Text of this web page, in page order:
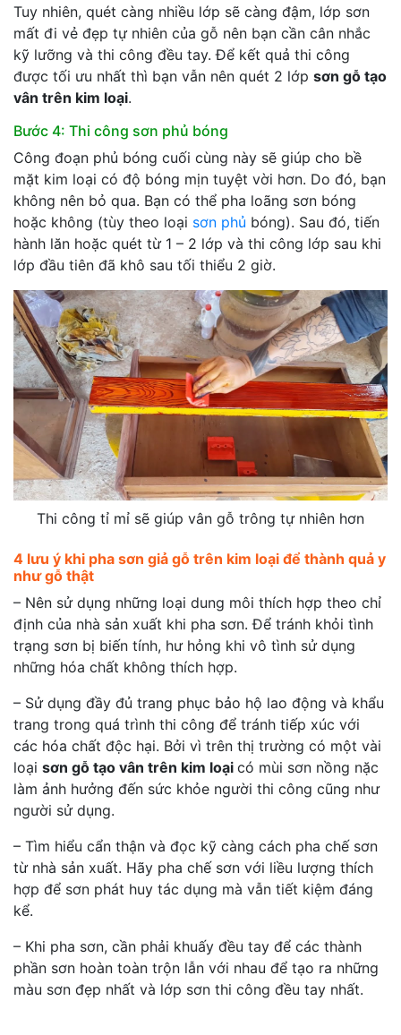
Tuy nhiên, quét càng nhiều lớp sẽ càng đậm, lớp sơn
mất đi vẻ đẹp tự nhiên của gỗ nên bạn cần cân nhắc
kỹ lưỡng và thi công đều tay. Để kết quả thi công
được tối ưu nhất thì bạn vẫn nên quét 2 lớp sơn gỗ tạo
vân trên kim loại.
Bước 4: Thi công sơn phủ bóng
Công đoạn phủ bóng cuối cùng này sẽ giúp cho bề
mặt kim loại có độ bóng mịn tuyệt vời hơn. Do đó, bạn
không nên bỏ qua. Bạn có thể pha loãng sơn bóng
hoặc không (tùy theo loại sơn phủ bóng). Sau đó, tiến
hành lăn hoặc quét từ 1 – 2 lớp và thi công lớp sau khi
lớp đầu tiên đã khô sau tối thiểu 2 giờ.
Thi công tỉ mỉ sẽ giúp vân gỗ trông tự nhiên hơn
4 lưu ý khi pha sơn giả gỗ trên kim loại để thành quả y
như gỗ thật
– Nên sử dụng những loại dung môi thích hợp theo chỉ
định của nhà sản xuất khi pha sơn. Để tránh khỏi tình
trạng sơn bị biến tính, hư hỏng khi vô tình sử dụng
những hóa chất không thích hợp.
– Sử dụng đầy đủ trang phục bảo hộ lao động và khẩu
trang trong quá trình thi công để tránh tiếp xúc với
các hóa chất độc hại. Bởi vì trên thị trường có một vài
loại sơn gỗ tạo vân trên kim loại có mùi sơn nồng nặc
làm ảnh hưởng đến sức khỏe người thi công cũng như
người sử dụng.
– Tìm hiểu cẩn thận và đọc kỹ càng cách pha chế sơn
từ nhà sản xuất. Hãy pha chế sơn với liều lượng thích
hợp để sơn phát huy tác dụng mà vẫn tiết kiệm đáng
kể.
– Khi pha sơn, cần phải khuấy đều tay để các thành
phần sơn hoàn toàn trộn lẫn với nhau để tạo ra những
màu sơn đẹp nhất và lớp sơn thi công đều tay nhất.